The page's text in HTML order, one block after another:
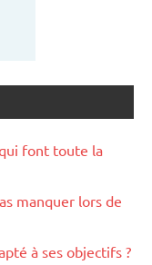
font toute la
manquer lors de
à ses objectifs ?